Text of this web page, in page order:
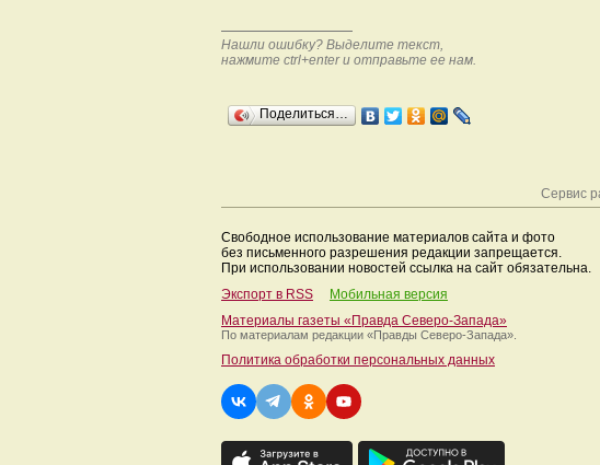
Нашли ошибку? Выделите текст,
нажмите ctrl+enter и отправьте ее нам.
Поделиться…
Сервис
Свободное использование материалов сайта и фото
без письменного разрешения редакции запрещается.
При использовании новостей ссылка на сайт обязательна.
Экспорт в RSS
Мобильная версия
Материалы газеты «Правда Северо-Запада»
По материалам редакции «Правды Северо-Запада».
Политика обработки персональных данных